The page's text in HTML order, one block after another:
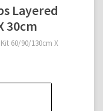
Layered
30cm
60/90/130cm X